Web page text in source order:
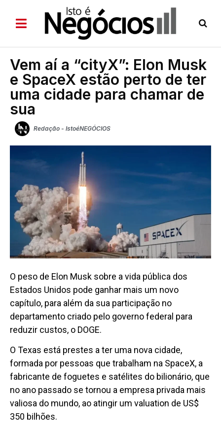
Vem aí a “cityX”: Elon Musk
e SpaceX estão perto de ter
uma cidade para chamar de
sua
Redação - IstoéNEGÓCIOS
O peso de Elon Musk sobre a vida pública dos
Estados Unidos pode ganhar mais um novo
capítulo, para além da sua participação no
departamento criado pelo governo federal para
reduzir custos, o DOGE.
O Texas está prestes a ter uma nova cidade,
formada por pessoas que trabalham na SpaceX, a
fabricante de foguetes e satélites do bilionário, que
no ano passado se tornou a empresa privada mais
valiosa do mundo, ao atingir um valuation de US$
350 bilhões.